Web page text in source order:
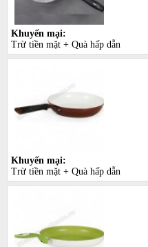
Khuyến mại:
Trừ tiền mặt + Quà hấp dẫn
Khuyến mại:
Trừ tiền mặt + Quà hấp dẫn